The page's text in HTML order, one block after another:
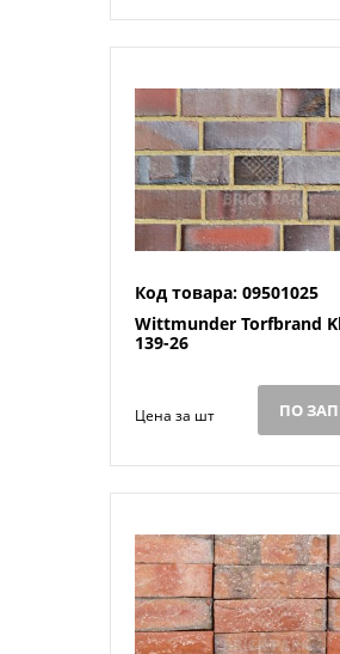
Код товара: 09501025
Wittmunder Torfbrand
139-26
Цена за шт ПО